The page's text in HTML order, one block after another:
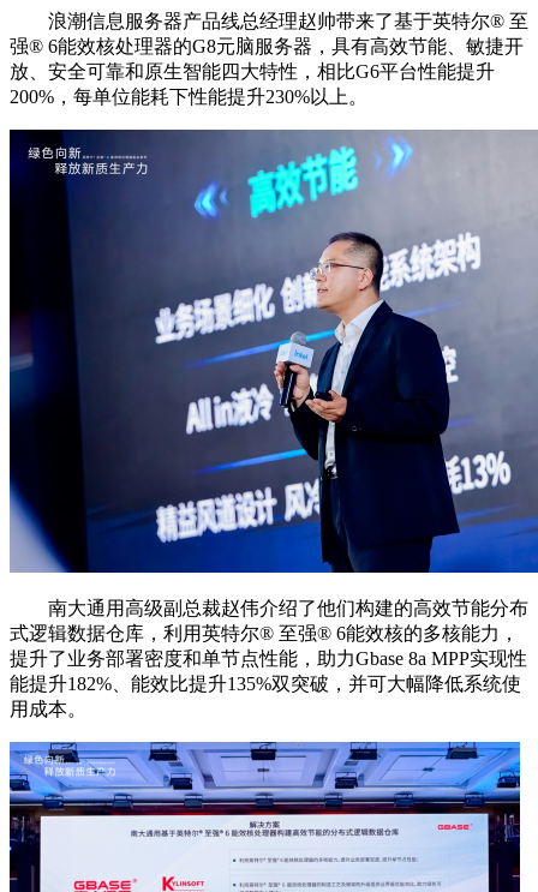
浪潮信息服务器产品线总经理赵帅带来了基于英特尔®️ 至
强®️ 6能效核处理器的G8元脑服务器，具有高效节能、敏捷开
放、安全可靠和原生智能四大特性，相比G6平台性能提升
200%，每单位能耗下性能提升230%以上。
南大通用高级副总裁赵伟介绍了他们构建的高效节能分布
式逻辑数据仓库，利用英特尔®️ 至强®️ 6能效核的多核能力，
提升了业务部署密度和单节点性能，助力Gbase 8a MPP实现性
能提升182%、能效比提升135%双突破，并可大幅降低系统使
用成本。